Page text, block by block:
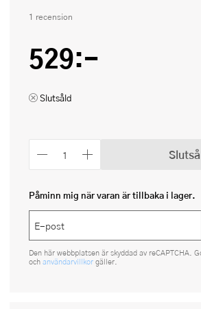
1 recension
529:-
Slutsåld
Påminn mig när varan är tillbaka i lager.
Den här webbplatsen är skyddad av reCAPTCHA.
och användarvillkor gäller.